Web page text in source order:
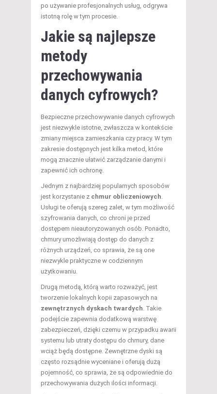
po używanie profesjonalnych usług, odgrywa
istotną rolę w tym procesie.
Jakie są najlepsze
metody
przechowywania
danych cyfrowych?
Bezpieczne przechowywanie danych cyfrowych
jest niezwykle istotne, zwłaszcza w kontekście
zmiany miejsca zamieszkania czy pracy. W tym
zakresie dostępnych jest kilka metod, które
mogą znacznie ułatwić zarządzanie danymi i
zapewnić ich ochronę.
Jednym z najbardziej popularnych sposobów
jest korzystanie z chmur obliczeniowych
Usługi te oferują szereg zalet, w tym możliwość
szyfrowania danych, co chroni je przed
dostępem nieautoryzowanych osób. Ponadto,
chmury umożliwiają dostęp do danych z
różnych urządzeń, co sprawia, że są one
niezwykle praktyczne w codziennym
użytkowaniu.
Drugą metodą, którą warto rozważyć, jest
tworzenie lokalnych kopii zapasowych na
zewnętrznych dyskach twardych . Takie
podejście zapewnia dodatkową warstwę
zabezpieczeń, dzięki czemu w przypadku awarii
systemu lub utraty dostępu do chmury, dane
wciąż będą dostępne. Zewnętrzne dyski są
często rozsądnie wyceniane i oferują dużą
pojemność, co sprawia, że są odpowiednie do
przechowywania dużych ilości informacji.